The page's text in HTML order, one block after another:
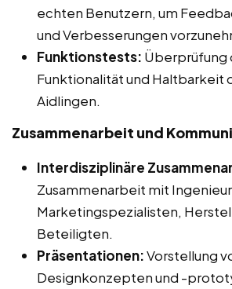
echten Benutzern, um
und Verbesserungen
Funktionstests: Überprüfung
Funktionalität und Haltbarkeit
Aidlingen.
Zusammenarbeit und
Interdisziplinäre
Zusammenarbeit mit
Marketingspezialisten,
Beteiligten.
Präsentationen:Vorstellung
Designkonzepten und -